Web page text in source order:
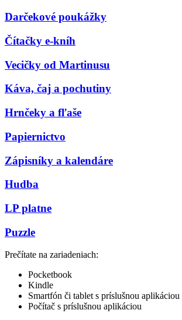
Darčekové poukážky
Čítačky e-kníh
Vecičky od Martinusu
Káva, čaj a pochutiny
Hrnčeky a fľaše
Papiernictvo
Zápisníky a kalendáre
Hudba
LP platne
Puzzle
Prečítate na zariadeniach:
Pocketbook
Kindle
Smartfón či tablet s príslušnou aplikáciou
Počítač s príslušnou aplikáciou